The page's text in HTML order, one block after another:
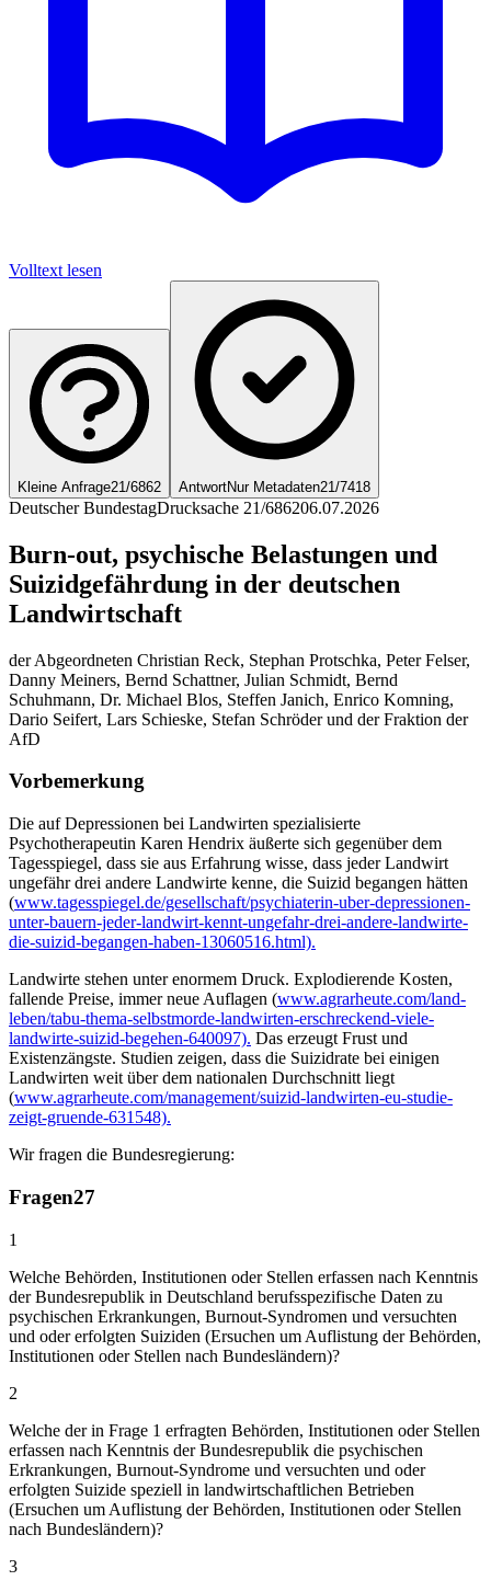
Volltext lesen
Kleine Anfrage21/6862 AntwortNur Metadaten21/7418
Deutscher BundestagDrucksache 21/686206.07.2026
Burn-out, psychische Belastungen und
Suizidgefährdung in der deutschen
Landwirtschaft
der Abgeordneten Christian Reck, Stephan Protschka, Peter Felser,
Danny Meiners, Bernd Schattner, Julian Schmidt, Bernd
Schuhmann, Dr. Michael Blos, Steffen Janich, Enrico Komning,
Dario Seifert, Lars Schieske, Stefan Schröder und der Fraktion der
AfD
Vorbemerkung
Die auf Depressionen bei Landwirten spezialisierte
Psychotherapeutin Karen Hendrix äußerte sich gegenüber dem
Tagesspiegel, dass sie aus Erfahrung wisse, dass jeder Landwirt
ungefähr drei andere Landwirte kenne, die Suizid begangen hätten
(www.tagesspiegel.de/gesellschaft/psychiaterin-uber-depressionen-
unter-bauern-jeder-landwirt-kennt-ungefahr-drei-andere-landwirte-
die-suizid-begangen-haben-13060516.html).
Landwirte stehen unter enormem Druck. Explodierende Kosten,
fallende Preise, immer neue Auflagen (www.agrarheute.com/land-
leben/tabu-thema-selbstmorde-landwirten-erschreckend-viele-
landwirte-suizid-begehen-640097). Das erzeugt Frust und
Existenzängste. Studien zeigen, dass die Suizidrate bei einigen
Landwirten weit über dem nationalen Durchschnitt liegt
(www.agrarheute.com/management/suizid-landwirten-eu-studie-
zeigt-gruende-631548).
Wir fragen die Bundesregierung:
Fragen27
1
Welche Behörden, Institutionen oder Stellen erfassen nach Kenntnis
der Bundesrepublik in Deutschland berufsspezifische Daten zu
psychischen Erkrankungen, Burnout-Syndromen und versuchten
und oder erfolgten Suiziden (Ersuchen um Auflistung der Behörden,
Institutionen oder Stellen nach Bundesländern)?
2
Welche der in Frage 1 erfragten Behörden, Institutionen oder Stellen
erfassen nach Kenntnis der Bundesrepublik die psychischen
Erkrankungen, Burnout-Syndrome und versuchten und oder
erfolgten Suizide speziell in landwirtschaftlichen Betrieben
(Ersuchen um Auflistung der Behörden, Institutionen oder Stellen
nach Bundesländern)?
3